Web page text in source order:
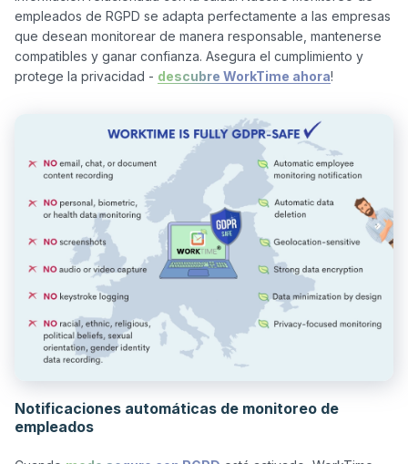
empleados de RGPD se adapta perfectamente a las empresas
que desean monitorear de manera responsable, mantenerse
compatibles y ganar confianza. Asegura el cumplimiento y
protege la privacidad - descubre WorkTime ahora
Notificaciones automáticas de monitoreo de
empleados